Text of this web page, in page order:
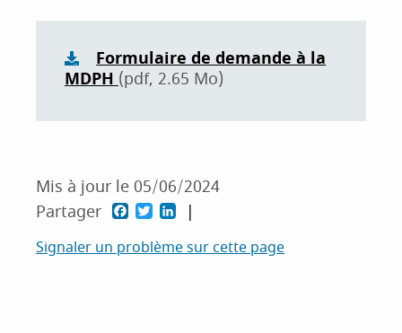
Formulaire de demande à la
MDPH (pdf, 2.65 Mo)
Mis à jour le 05/06/2024
Partager
P
a
P
a
P
a
Signaler un problème sur cette page